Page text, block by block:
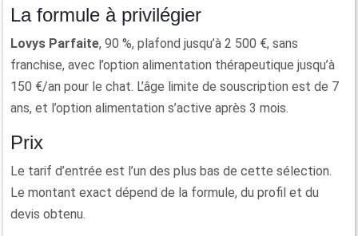
La formule à privilégier
Lovys Parfaite, 90 %, plafond jusqu’à 2 500 €, sans
franchise, avec l’option alimentation thérapeutique jusqu’à
150 €/an pour le chat. L’âge limite de souscription est de 7
ans, et l’option alimentation s’active après 3 mois.
Prix
Le tarif d’entrée est l’un des plus bas de cette sélection.
Le montant exact dépend de la formule, du profil et du
devis obtenu.